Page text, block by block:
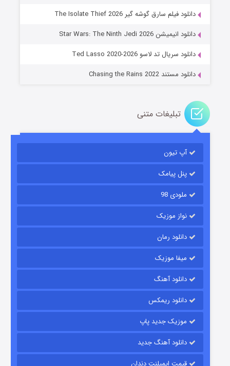
جادوگری در مغولستان
قسمت ۱۴ (زیرنویس) منتشر شد
قسمت
دانلود فیلم سارق گوشه گیر The Isolate Thief 2026
دانلود انیمیشن Star Wars: The Ninth Jedi 2026
دانلود سریال تد لاسو Ted Lasso 2020-2026
دانلود مستند Chasing the Rains 2022
تبلیغات متنی
آپ تیون
پنل پیامک
ملودی 98
نواز موزیک
دانلود رمان
میفا موزیک
دانلود آهنگ
دانلود ریمکس
موزیک جدید پاپ
دانلود آهنگ جدید
قیمت ایمپلنت دندان